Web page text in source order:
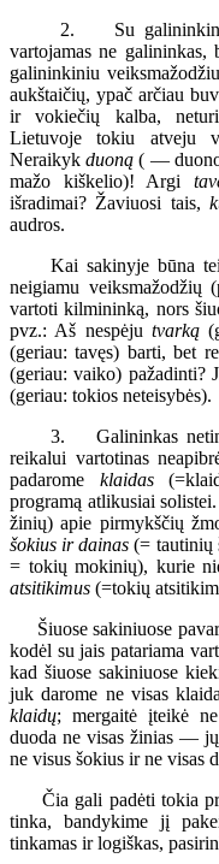
2. Su galininkiniais
vartojamas ne
galininkiniu
aukštaičių, ypač arčiau
ir vokiečių kalba,
Lietuvoje tokiu atveju
Neraikykduoną ( —
mažo kiškelio)! Argi
išradimai? Žaviuosi tais,
audros.
Kai sakinyje būna
neigiamu veiksmažodžių
vartoti kilmininką, nors
pvz.: Aš nespėju tvarką
(geriau: tavęs) barti, bet
(geriau: vaiko) pažadinti?
(geriau: tokios neteisybės).
3. Galininkas netinka
reikalui vartotinas
padarome klaidas
programą atlikusiai
žinių) apie pirmykščių
šokius ir dainas (= tautinių
= tokių mokinių), kurie
atsitikimus (=tokių
Šiuose sakiniuose
kodėl su jais patariama
kad šiuose sakiniuose
juk darome ne visas
klaidų; mergaitė įteikė
duoda ne visas žinias —
ne visus šokius ir ne visas
Čia gali padėti tokia
tinka, bandykime jį
tinkamas ir logiškas,